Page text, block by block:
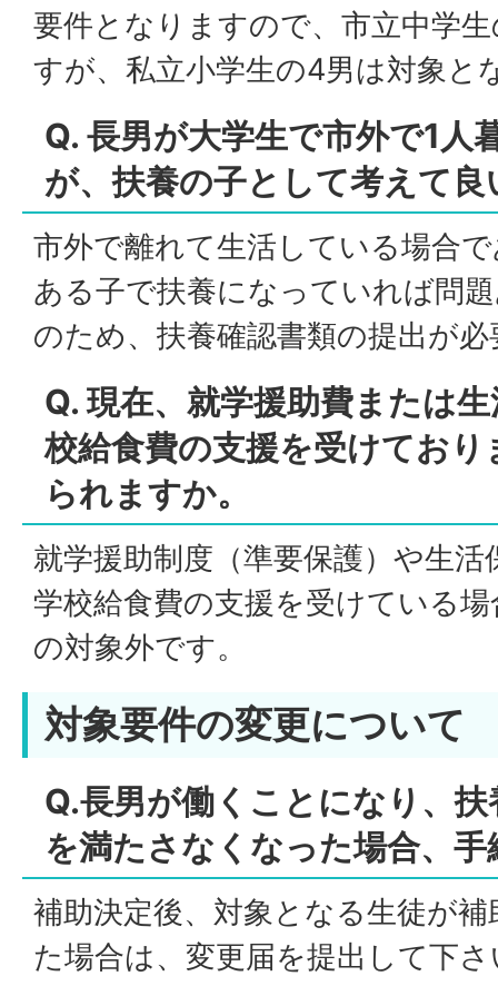
要件となりますので、市立中学
すが、私立小学生の4男は対象と
Q. 長男が大学生で市外で1人
が、扶養の子として考えて
市外で離れて生活している場合
ある子で扶養になっていれば問
のため、扶養確認書類の提出が
Q. 現在、就学援助費または
校給食費の支援を受けてお
られますか。
就学援助制度（準要保護）や生
学校給食費の支援を受けている
の対象外です。
対象要件の変更について
Q.長男が働くことになり、
を満たさなくなった場合、
補助決定後、対象となる生徒が
た場合は、変更届を提出して下